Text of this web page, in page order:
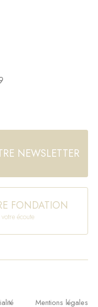
NEWSLETTER
FONDATION
écoute
Mentions légales